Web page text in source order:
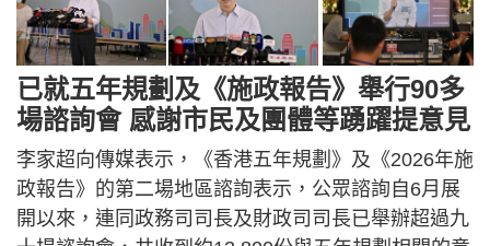
已就五年規劃及《施政報告》舉行90多
場諮詢會 感謝市民及團體等踴躍提意見
李家超向傳媒表示，《香港五年規劃》及《2026年施
政報告》的第二場地區諮詢表示，公眾諮詢自6月展
開以來，連同政務司司長及財政司司長已舉辦超過九